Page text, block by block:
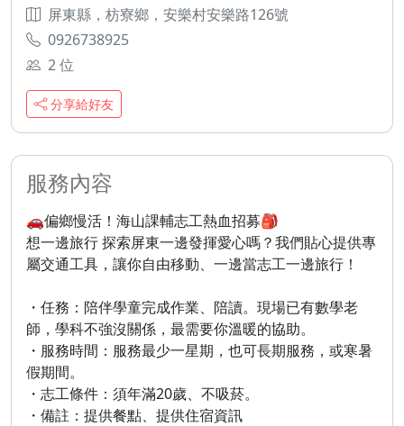
屏東縣，枋寮鄉，安樂村安樂路126號
0926738925
2 位
分享給好友
服務內容
🚗偏鄉慢活！海山課輔志工熱血招募🎒
想一邊旅行 探索屏東一邊發揮愛心嗎？我們貼心提供專
屬交通工具，讓你自由移動、一邊當志工一邊旅行！
・任務：陪伴學童完成作業、陪讀。現場已有數學老
師，學科不強沒關係，最需要你溫暖的協助。
・服務時間：服務最少一星期，也可長期服務，或寒暑
假期間。
・志工條件：須年滿20歲、不吸菸。
・備註：提供餐點、提供住宿資訊